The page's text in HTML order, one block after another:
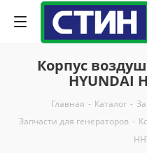
Корпус
HYUNDAI
Главная - Каталог -
Запчасти для генераторов -